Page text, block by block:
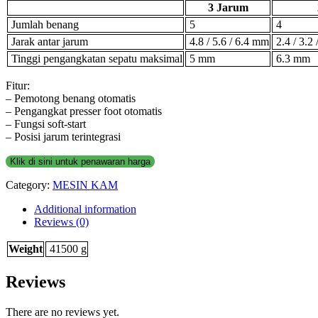
3 Jarum
Jumlah benang
5
4
Jarak antar jarum
4.8 / 5.6 / 6.4 mm
2.4 / 3.2
Tinggi pengangkatan sepatu maksimal
5 mm 6.3 mm
Fitur:
– Pemotong benang otomatis
– Pengangkat presser foot otomatis
– Fungsi soft-start
– Posisi jarum terintegrasi
Klik di sini untuk penawaran harga
Category: MESIN KAM
Additional information
Reviews (0)
Weight 41500 g
Reviews
There are no reviews yet.